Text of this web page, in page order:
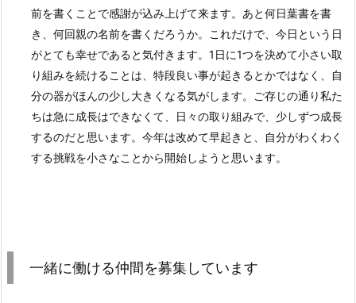
前を書くことで感謝が込み上げて来ます。あと何日葉書を書
き、何回親の名前を書くだろうか。これだけで、今日という日
がとても幸せであると気付きます。1日に1つを決めて小さい取
り組みを続けることは、特段良い事が起きるとかではなく、自
分の器がほんの少し大きくなる気がします。ご存じの通り私た
ちは急に成長はできなくて、日々の取り組みで、少しずつ成長
するのだと思います。今年は改めて早起きと、自分がわくわく
する挑戦を小さなことから開始しようと思います。
一緒に働ける仲間を募集しています